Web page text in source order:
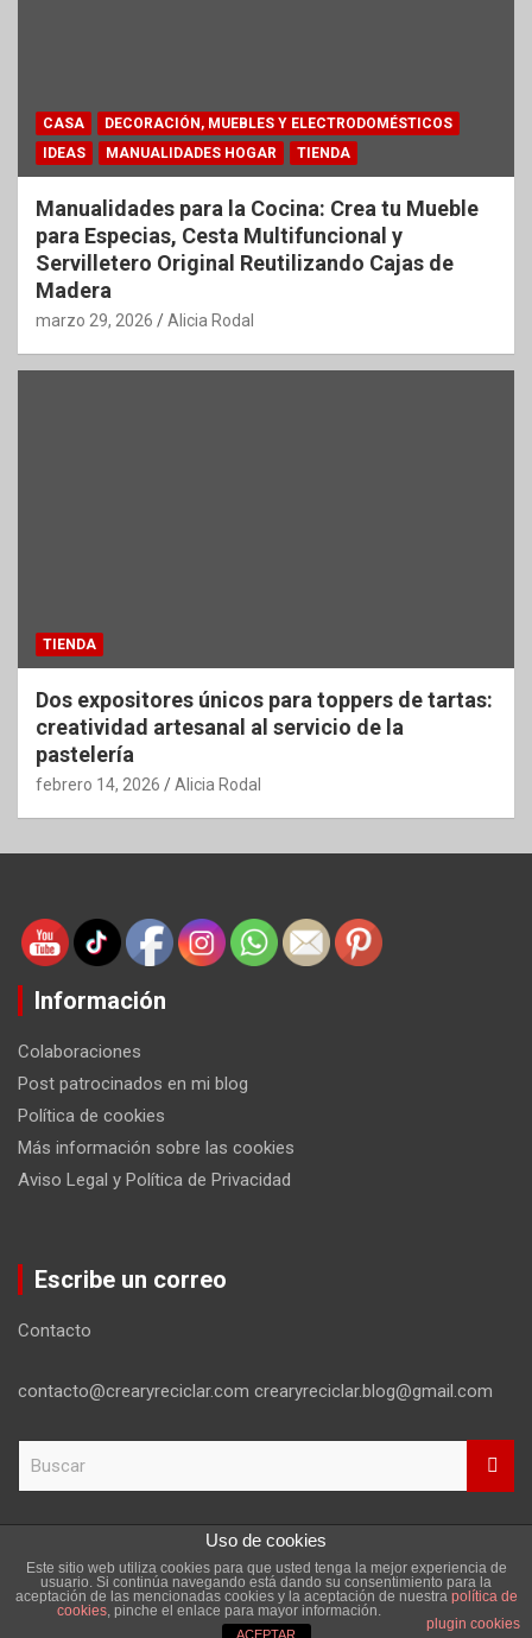
CASA
DECORACIÓN, MUEBLES Y ELECTRODOMÉSTICOS
IDEAS
MANUALIDADES HOGAR TIENDA
Manualidades para la Cocina: Crea tu Mueble
para Especias, Cesta Multifuncional y
Servilletero Original Reutilizando Cajas de
Madera
marzo 29, 2026 Alicia Rodal
TIENDA
Dos expositores únicos para toppers de tartas:
creatividad artesanal al servicio de la
pastelería
febrero 14, 2026 Alicia Rodal
Información
Colaboraciones
Post patrocinados en mi blog
Política de cookies
Más información sobre las cookies
Aviso Legal y Política de Privacidad
Escribe un correo
Contacto
contacto@crearyreciclar.com crearyreciclar.blog@gmail.com
c
Copyright ©2026
Aviso Legal y Política de Privacidad
Tema por:Theme Horse Funciona gracias a:
Uso de cookies
Este sitio web utiliza cookies para que usted tenga la mejor experiencia de
usuario. Si continúa navegando está dando su consentimiento para la
aceptación de las mencionadas cookies y la aceptación de nuestra política de
cookies, pinche el enlace para mayor información.
plugin cookies
ACEPTAR